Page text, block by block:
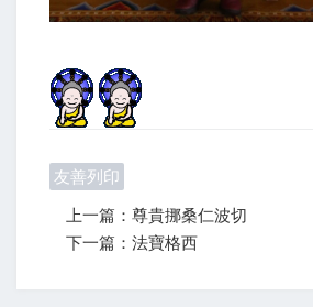
友善列印
上一篇：尊貴挪桑仁波切
下一篇：法寶格西